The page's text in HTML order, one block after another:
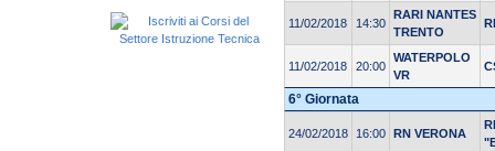
11/02/2018 14:30
RARI NANTES
TRENTO
11/02/2018 20:00
WATERPOLO
VR
6° Giornata
24/02/2018 16:00 RN VERONA